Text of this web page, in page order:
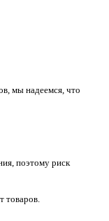
мы надеемся, что
поэтому риск
товаров.